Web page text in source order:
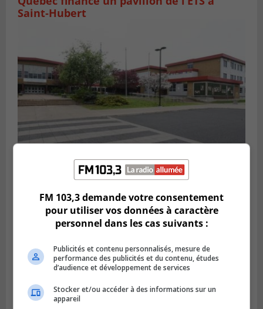
Saint‑Hubert
Publié le 18 juillet 2026 à 10h00
développer à Longueuil
FM 103,3 demande votre consentement
pour utiliser vos données à caractère
personnel dans les cas suivants :
Publicités et contenu personnalisés, mesure de
performance des publicités et du contenu, études
d’audience et développement de services
Stocker et/ou accéder à des informations sur un
appareil